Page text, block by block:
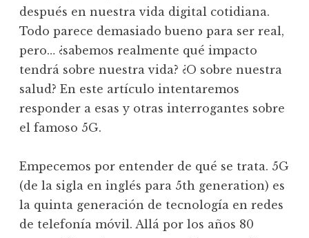
después en nuestra vida digital cotidiana.
Todo parece demasiado bueno para ser real,
pero… ¿sabemos realmente qué impacto
tendrá sobre nuestra vida? ¿O sobre nuestra
salud? En este artículo intentaremos
responder a esas y otras interrogantes sobre
el famoso 5G.
Empecemos por entender de qué se trata. 5G
(de la sigla en inglés para 5th generation) es
la quinta generación de tecnología en redes
de telefonía móvil. Allá por los años 80